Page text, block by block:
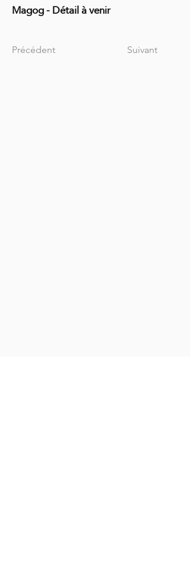
Magog - Détail à venir
Précédent Suivant